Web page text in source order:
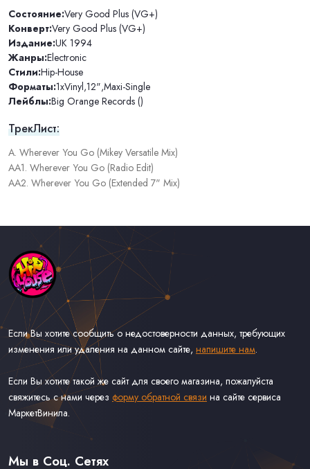
Состояние:Very Good Plus (VG+)
Конверт:Very Good Plus (VG+)
Издание:UK 1994
Жанры:Electronic
Стили:Hip-House
Форматы:1xVinyl,12",Maxi-Single
Лейблы:Big Orange Records ()
ТрекЛист:
A. Wherever You Go (Mikey Versatile Mix)
AA1. Wherever You Go (Radio Edit)
AA2. Wherever You Go (Extended 7" Mix)
Если Вы хотите сообщить о недостоверности данных, требующих
изменения или удаления на данном сайте, напишите нам.
Если Вы хотите такой же сайт для своего магазина, пожалуйста
свяжитесь с нами через форму обратной связи на сайте сервиса
МаркетВинила.
Каталог Музыки на Виниле В Наличии
Доставка и Оплата
Мы в Соц. Сетях